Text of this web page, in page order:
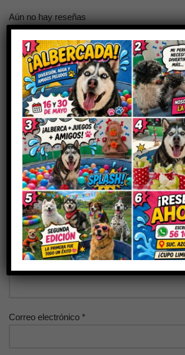
Aún no hay reseñas
Sé el primero en valorar
JABÓN”
Tu dirección de correo electrónico no será
campos obligatorios están marcados con*
Tu puntuación
Tu valoración*
Correo electrónico *